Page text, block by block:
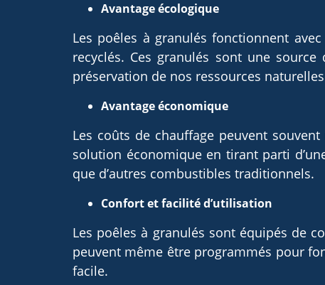
Avantage écologique
Les poêles à granulés fonctionnent
recyclés. Ces granulés sont une
préservation de nos ressources
Avantage économique
Les coûts de chauffage peuvent
solution économique en tirant parti
que d’autres combustibles traditionnels.
Confort et facilité d’utilisation
Les poêles à granulés sont équipés de
peuvent même être programmés pour
facile.